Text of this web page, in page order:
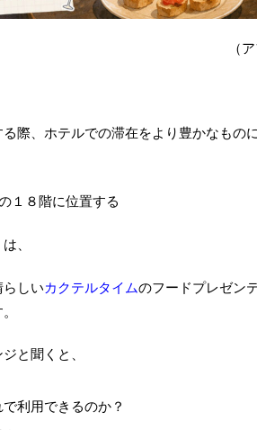
（
際、ホテルでの滞在をより豊かなもの
１８階に位置する
、
しいカクテルタイムのフードプレゼン
と聞くと、
利用できるのか？